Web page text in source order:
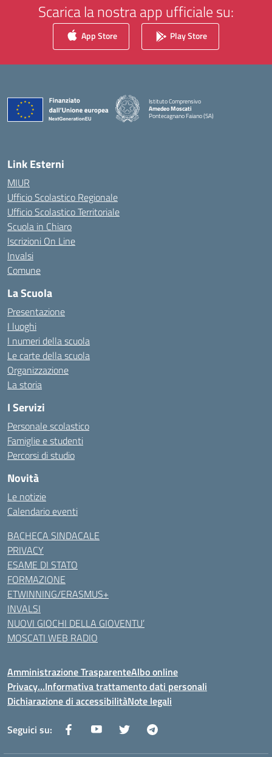
Scarica la nostra app ufficiale su:
App Store Play Store
Istituto Comprensivo
Amedeo Moscati
Pontecagnano Faiano (SA)
— Visita la pagina iniziale della scuola
Link Esterni
MIUR
Ufficio Scolastico Regionale
Ufficio Scolastico Territoriale
Scuola in Chiaro
Iscrizioni On Line
Invalsi
Comune
La Scuola
Presentazione
I luoghi
I numeri della scuola
Le carte della scuola
Organizzazione
La storia
I Servizi
Personale scolastico
Famiglie e studenti
Percorsi di studio
Novità
Le notizie
Calendario eventi
BACHECA SINDACALE
PRIVACY
ESAME DI STATO
FORMAZIONE
ETWINNING/ERASMUS+
INVALSI
NUOVI GIOCHI DELLA GIOVENTU’
MOSCATI WEB RADIO
Amministrazione TrasparenteAlbo online
Privacy…Informativa trattamento dati personali
Dichiarazione di accessibilitàNote legali
Seguici su: